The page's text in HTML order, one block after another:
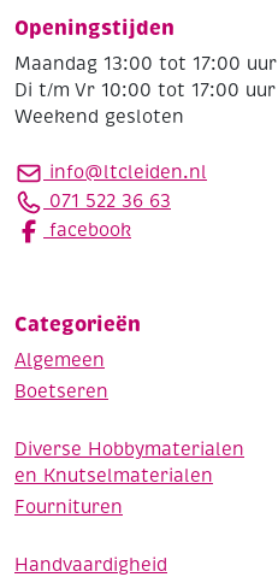
Openingstijden
Maandag 13:00 tot 17:00 uur
Di t/m Vr 10:00 tot 17:00 uur
Weekend gesloten
info@ltcleiden.nl
071 522 36 63
facebook
Categorieën
Algemeen
Boetseren
Diverse Hobbymaterialen
en Knutselmaterialen
Fournituren
Handvaardigheid